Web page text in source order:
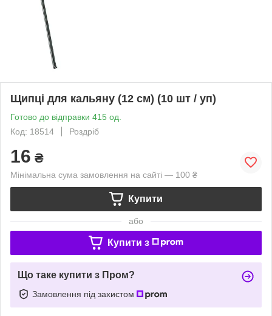
Щипці для кальяну (12 см) (10 шт / уп)
Готово до відправки 415 од.
Код: 18514
Роздріб
16 ₴
Мінімальна сума замовлення на сайті — 100 ₴
Купити
або
Купити з
Що таке купити з Пром?
Замовлення під захистом